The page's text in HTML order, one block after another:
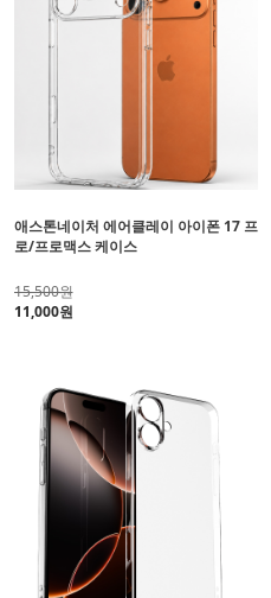
애스톤네이처 에어클레이 아이폰 17 프
로/프로맥스 케이스
15,500원
11,000원